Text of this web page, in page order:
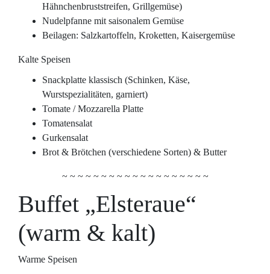
Hähnchenbruststreifen, Grillgemüse)
Nudelpfanne mit saisonalem Gemüse
Beilagen: Salzkartoffeln, Kroketten, Kaisergemüse
Kalte Speisen
Snackplatte klassisch (Schinken, Käse,
Wurstspezialitäten, garniert)
Tomate / Mozzarella Platte
Tomatensalat
Gurkensalat
Brot & Brötchen (verschiedene Sorten) & Butter
~ ~ ~ ~ ~ ~ ~ ~ ~ ~ ~ ~ ~ ~ ~ ~ ~ ~ ~
Buffet „Elsteraue“
(warm & kalt)
Warme Speisen